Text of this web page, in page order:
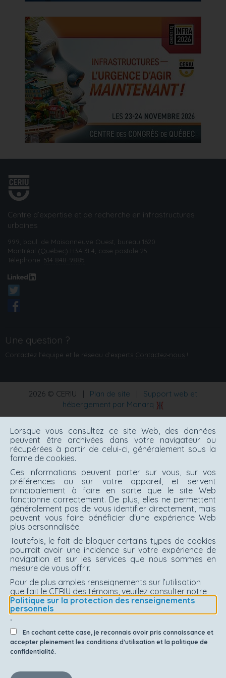
Centre d’expertise et de recherche en infrastructures
urbaines
999, boul. de Maisonneuve Ouest, bureau 1620
Montréal (Québec) H3A 3L4, case postale 25
Téléphone: 514 848-9885
Une question ?
Contactez l'équipe et le réseau d’experts Contactez‑nous !
2026 © CERIU Plan de site
Support web et
hébergement par Monarq
Lorsque vous consultez ce site Web, des données
peuvent être archivées dans votre navigateur ou
récupérées à partir de celui-ci, généralement sous la
forme de cookies.
Ces informations peuvent porter sur vous, sur vos
préférences ou sur votre appareil, et servent
principalement à faire en sorte que le site Web
fonctionne correctement. De plus, elles ne permettent
généralement pas de vous identifier directement, mais
peuvent vous faire bénéficier d'une expérience Web
plus personnalisée.
Toutefois, le fait de bloquer certains types de cookies
pourrait avoir une incidence sur votre expérience de
navigation et sur les services que nous sommes en
mesure de vous offrir.
Pour de plus amples renseignements sur l’utilisation
que fait le CERIU des témoins, veuillez consulter notre
Politique sur la protection des renseignements
personnels
.
En cochant cette case, je reconnais avoir pris connaissance et
accepter pleinement les conditions d’utilisation et la politique de
confidentialité.